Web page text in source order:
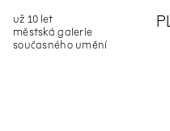
už 10 let
městská galerie
současného umění